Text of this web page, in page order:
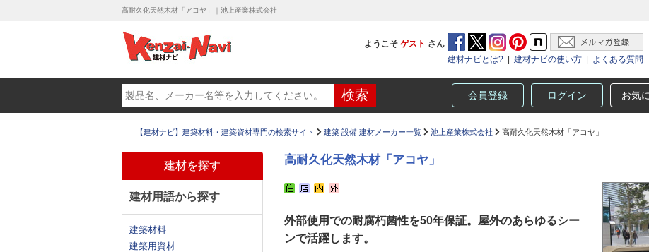
高耐久化天然木材「アコヤ」｜池上産業株式会社
ようこそ ゲスト さん
建材ナビとは?
建材ナビの使い方 よくある質問
会員登録 ログイン お気
【建材ナビ】建築材料・建築資材専門の検索サイト 建築 設備 建材メーカー一覧 池上産業株式会社 高耐久化天然木材「アコヤ」
建材を探す
建材用語から探す
建築材料
建築用資材
高耐久化天然木材「アコヤ」
外部使用での耐腐朽菌性を50年保証。屋外のあらゆるシー
ンで活躍します。